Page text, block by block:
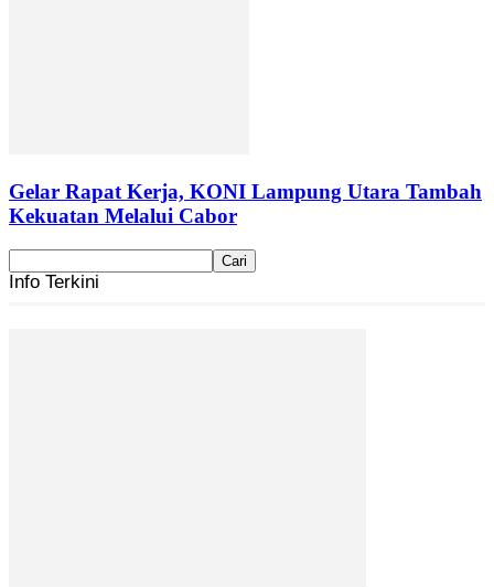
Gelar Rapat Kerja, KONI Lampung Utara Tambah
Kekuatan Melalui Cabor
Info Terkini